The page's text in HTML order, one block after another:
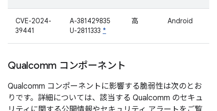
CVE-2024-
39441
A-381429835
U-2811333 *
高 Android
Qualcomm コンポーネント
Qualcomm コンポーネントに影響する脆弱性は次のとお
りです。詳細については、該当する Qualcomm のセキュ